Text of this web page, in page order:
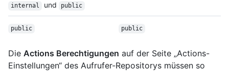
internal und public
public public
Die Actions Berechtigungen auf der Seite „Actions-
Einstellungen“ des Aufrufer-Repositorys müssen so